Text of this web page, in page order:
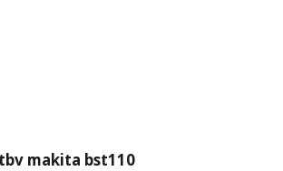
makita bst110